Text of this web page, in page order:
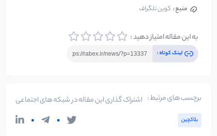
منبع : کوین تلگراف
به این مقاله امتیاز دهید :
لینک کوتاه :
برچسب های مرتبط :
بلاکچین
اشتراک گذاری این مقاله در شبکه های اجتماعی